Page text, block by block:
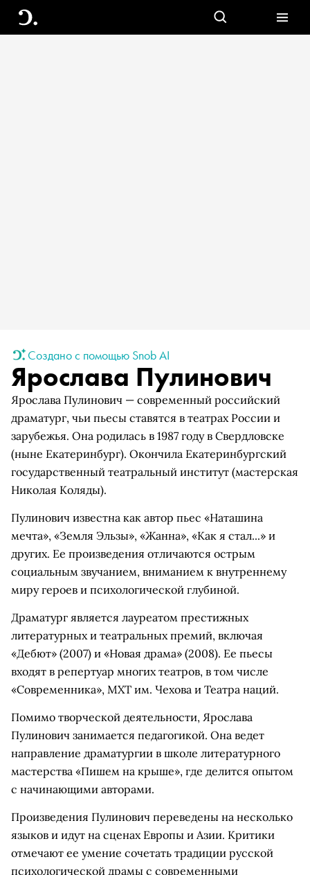
Создано с помощью Snob AI
Ярослава Пулинович
Ярослава Пулинович — современный российский
драматург, чьи пьесы ставятся в театрах России и
зарубежья. Она родилась в 1987 году в Свердловске
(ныне Екатеринбург). Окончила Екатеринбургский
государственный театральный институт (мастерская
Николая Коляды).
Пулинович известна как автор пьес «Наташина
мечта», «Земля Эльзы», «Жанна», «Как я стал...» и
других. Ее произведения отличаются острым
социальным звучанием, вниманием к внутреннему
миру героев и психологической глубиной.
Драматург является лауреатом престижных
литературных и театральных премий, включая
«Дебют» (2007) и «Новая драма» (2008). Ее пьесы
входят в репертуар многих театров, в том числе
«Современника», МХТ им. Чехова и Театра наций.
Помимо творческой деятельности, Ярослава
Пулинович занимается педагогикой. Она ведет
направление драматургии в школе литературного
мастерства «Пишем на крыше», где делится опытом
с начинающими авторами.
Произведения Пулинович переведены на несколько
языков и идут на сценах Европы и Азии. Критики
отмечают ее умение сочетать традиции русской
психологической драмы с современными